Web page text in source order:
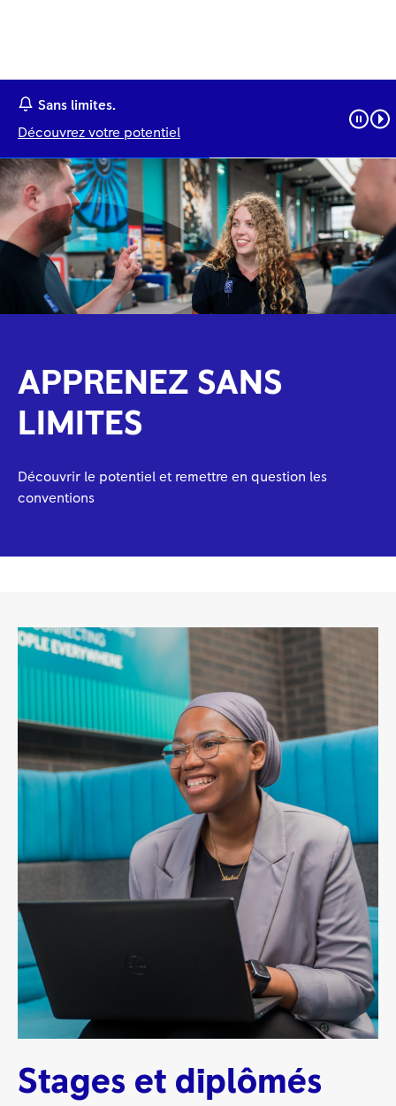
Sans limites.
Découvrez votre potentiel
APPRENEZ SANS
LIMITES
Découvrir le potentiel et remettre en question les
conventions
Stages et diplômés